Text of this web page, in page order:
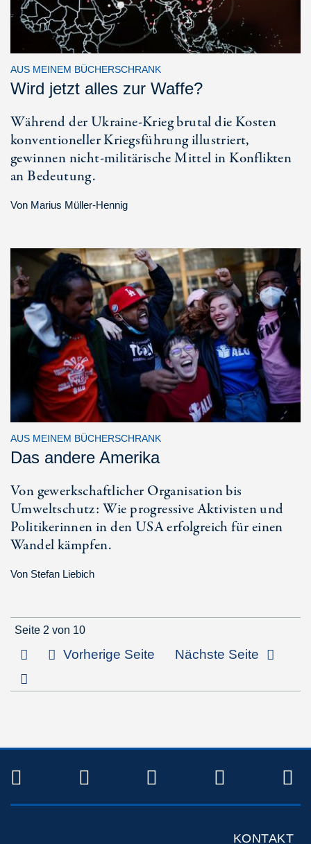
AUS MEINEM BÜCHERSCHRANK
Wird jetzt alles zur Waffe?
Während der Ukraine-Krieg brutal die Kosten
konventioneller Kriegsführung illustriert,
gewinnen nicht-militärische Mittel in Konflikten
an Bedeutung.
Von Marius Müller-Hennig
AUS MEINEM BÜCHERSCHRANK
Das andere Amerika
Von gewerkschaftlicher Organisation bis
Umweltschutz: Wie progressive Aktivisten und
Politikerinnen in den USA erfolgreich für einen
Wandel kämpfen.
Von Stefan Liebich
Seite 2 von 10
Erste SeiteVorherige Seite
Nächste Seite
Letzte Seite
TWITTERFACEBOOKINSTAGRAM
KONTAKT